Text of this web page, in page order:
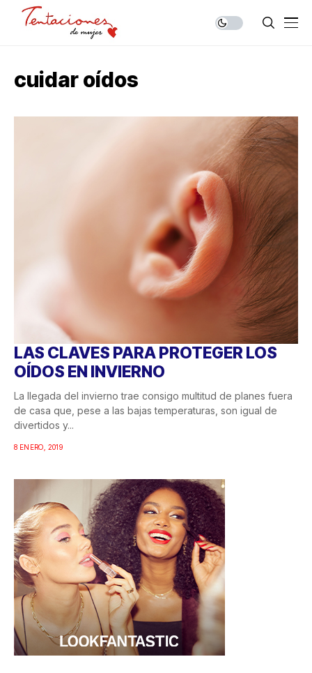
cuidar oídos
LAS CLAVES PARA PROTEGER LOS
OÍDOS EN INVIERNO
La llegada del invierno trae consigo multitud de planes fuera
de casa que, pese a las bajas temperaturas, son igual de
divertidos y...
8 ENERO, 2019